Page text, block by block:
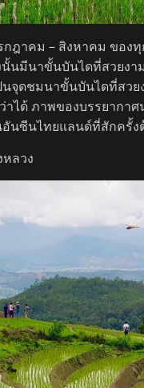
กฎาคม – สิงหาคม ของ
นั้นมีนาขั้นบันไดที่สวยง
นจุดชมนาขั้นบันไดที่สวย
ว่าได้ ภาพของบรรยากา
อันซีนไทยแลนด์ที่สักครั้ง
ลวง